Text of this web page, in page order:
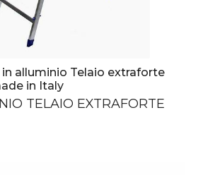
alluminio Telaio extraforte
in Italy
TELAIO EXTRAFORTE